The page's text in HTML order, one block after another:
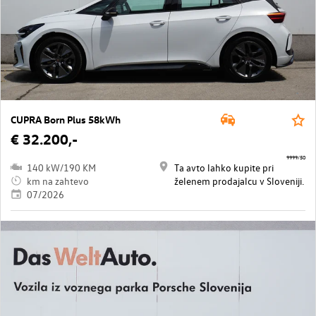
CUPRA Born Plus 58kWh
€ 32.200,-
140 kW/190 KM
km na zahtevo
07/2026
Ta avto lahko kupite pri
želenem prodajalcu v Sloveniji.
9999/50